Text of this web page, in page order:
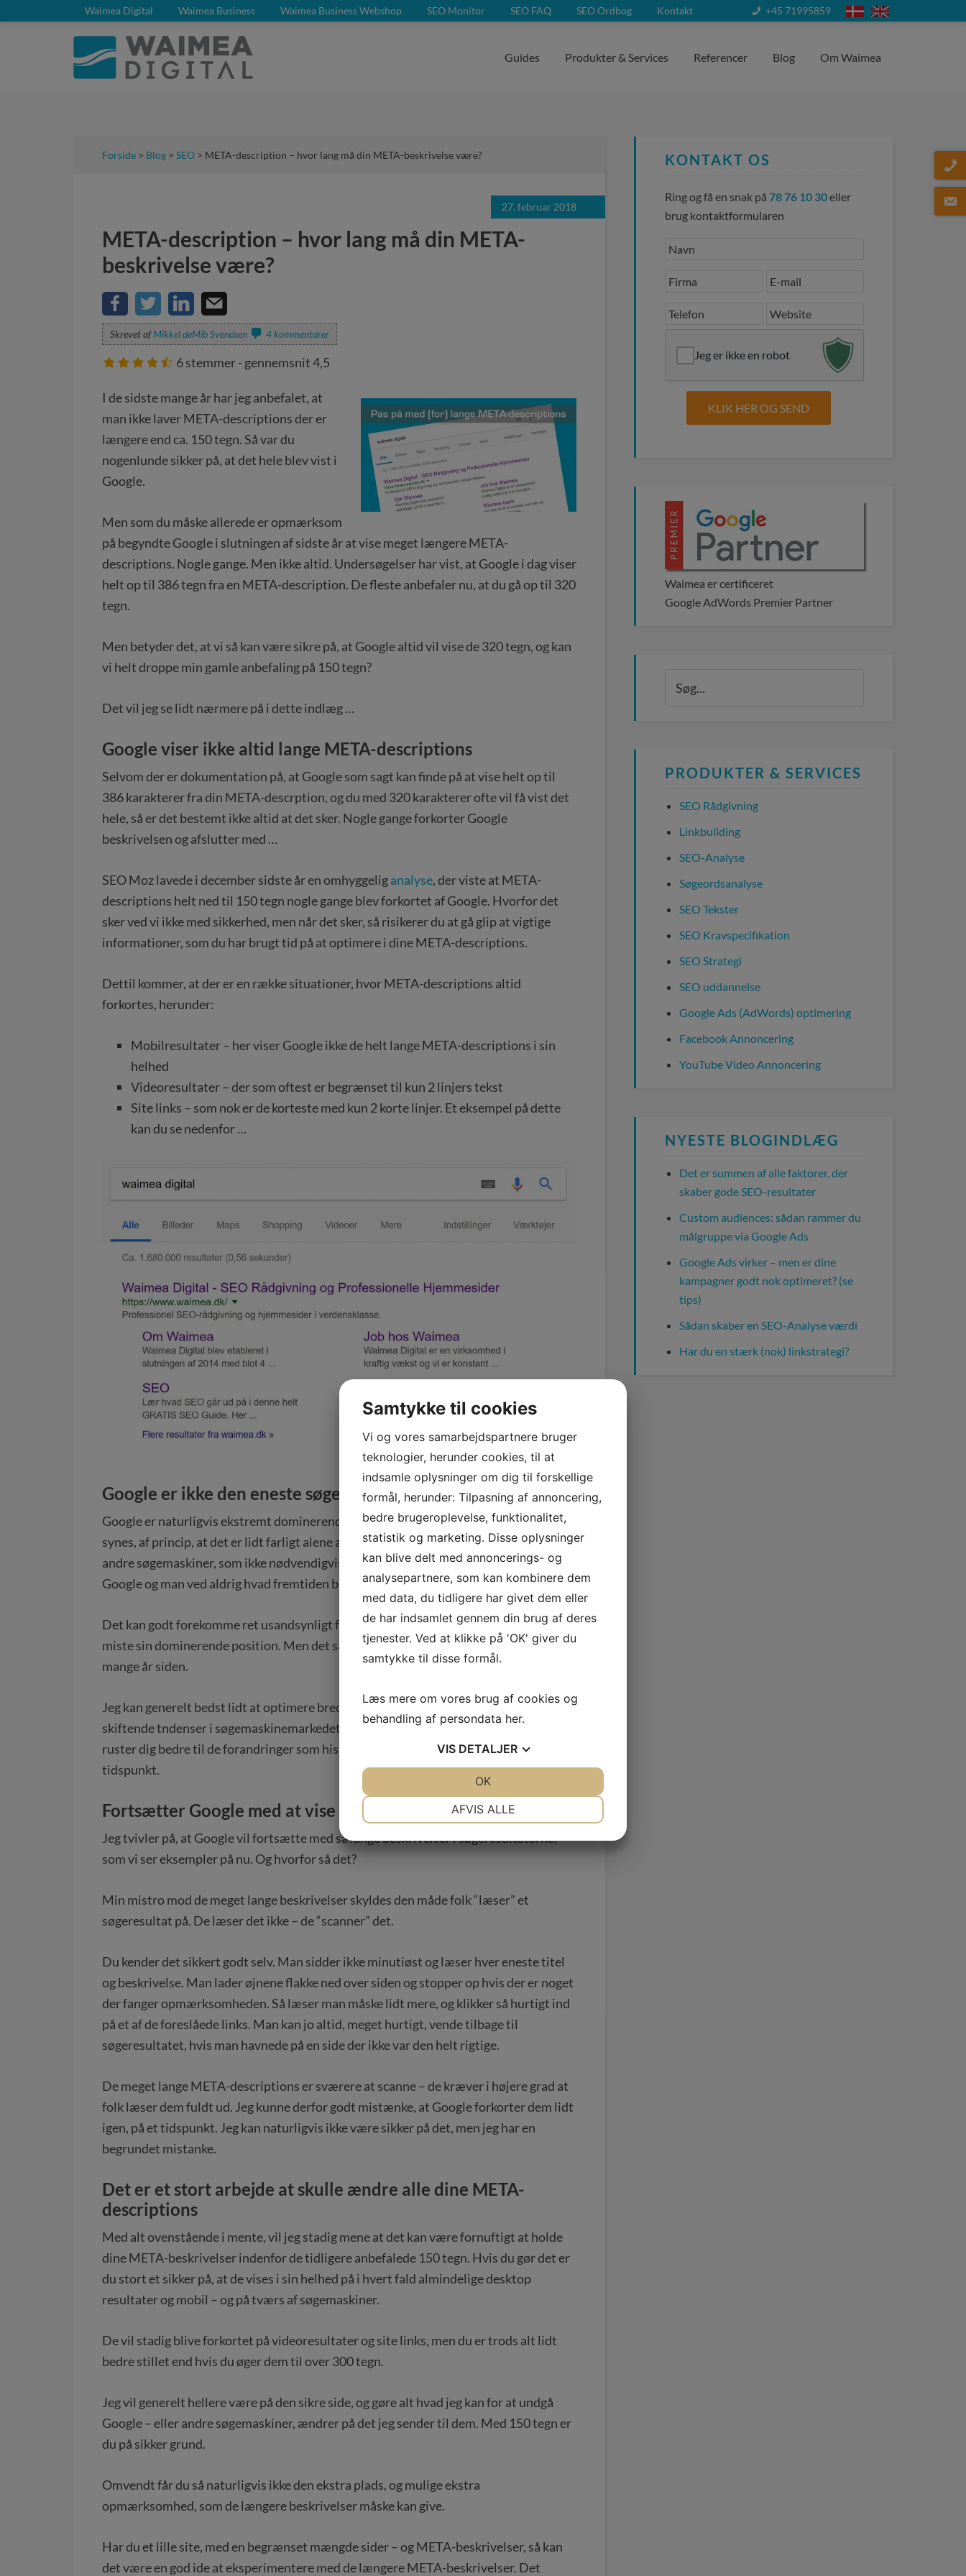
Waimea Digital Waimea Business Waimea Business Webshop SEO Monitor SEO FAQ SEO Ordbog Kontakt +45 71995859
Guides Produkter & Services Referencer Blog Om Waimea
Forside > Blog > SEO > META-description – hvor lang må din META-beskrivelse være?
27. februar 2018
META-description – hvor lang må din META-
beskrivelse være?
Skrevet afMikkel deMib Svendsen 4 kommentarer
6stemmer - gennemsnit4,5
I de sidste mange år har jeg anbefalet, at
man ikke laver META-descriptions der er
længere end ca. 150 tegn. Så var du
nogenlunde sikker på, at det hele blev vist i
Google.
Men som du måske allerede er opmærksom
på begyndte Google i slutningen af sidste år at vise meget længere META-
descriptions. Nogle gange. Men ikke altid. Undersøgelser har vist, at Google i dag viser
helt op til 386 tegn fra en META-description. De fleste anbefaler nu, at du gå op til 320
tegn.
Men betyder det, at vi så kan være sikre på, at Google altid vil vise de 320 tegn, og kan
vi helt droppe min gamle anbefaling på 150 tegn?
Det vil jeg se lidt nærmere på i dette indlæg …
Google viser ikke altid lange META-descriptions
Selvom der er dokumentation på, at Google som sagt kan finde på at vise helt op til
386 karakterer fra din META-descrption, og du med 320 karakterer ofte vil få vist det
hele, så er det bestemt ikke altid at det sker. Nogle gange forkorter Google
beskrivelsen og afslutter med …
SEO Moz lavede i december sidste år en omhyggeliganalyse, der viste at META-
descriptions helt ned til 150 tegn nogle gange blev forkortet af Google. Hvorfor det
sker ved vi ikke med sikkerhed, men når det sker, så risikerer du at gå glip at vigtige
informationer, som du har brugt tid på at optimere i dine META-descriptions.
Dettil kommer, at der er en række situationer, hvor META-descriptions altid
forkortes, herunder:
Mobilresultater – her viser Google ikke de helt lange META-descriptions i sin
helhed
Videoresultater – der som oftest er begrænset til kun 2 linjers tekst
Site links – som nok er de korteste med kun 2 korte linjer. Et eksempel på dette
kan du se nedenfor …
Google er ikke den eneste søgemaskine
Google er naturligvis ekstremt dominerende i dag. I hvert fald i Danmark. Men jeg
synes, af princip, at det er lidt farligt alene at optimere til Google. Der findes også
andre søgemaskiner, som ikke nødvendigvis viser så lange META-descriptions som
Google og man ved aldrig hvad fremtiden bringer.
Det kan godt forekomme ret usandsynligt for mange, at Google nogensinde skulle
miste sin dominerende position. Men det sagde folk også om AltaVista, for snart
mange år siden.
Jeg kan generelt bedst lidt at optimere bredt og solidt, så jeg ikke er så afhængig af
skiftende tndenser i søgemaskinemarkedet. Det giver mere stabile resultater, og
ruster dig bedre til de forandringer som historien har vist os altid kommer på et
tidspunkt.
Fortsætter Google med at vise de lange META-descriptions?
Jeg tvivler på, at Google vil fortsætte med så lange beskrivelser i søgeresultaterne,
som vi ser eksempler på nu. Og hvorfor så det?
Min mistro mod de meget lange beskrivelser skyldes den måde folk “læser” et
søgeresultat på. De læser det ikke – de “scanner” det.
Du kender det sikkert godt selv. Man sidder ikke minutiøst og læser hver eneste titel
og beskrivelse. Man lader øjnene flakke ned over siden og stopper op hvis der er noget
der fanger opmærksomheden. Så læser man måske lidt mere, og klikker så hurtigt ind
på et af de foreslåede links. Man kan jo altid, meget hurtigt, vende tilbage til
søgeresultatet, hvis man havnede på en side der ikke var den helt rigtige.
De meget lange META-descriptions er sværere at scanne – de kræver i højere grad at
folk læser dem fuldt ud. Jeg kunne derfor godt mistænke, at Google forkorter dem lidt
igen, på et tidspunkt. Jeg kan naturligvis ikke være sikker på det, men jeg har en
begrundet mistanke.
Det er et stort arbejde at skulle ændre alle dine META-
descriptions
Med alt ovenstående i mente, vil jeg stadig mene at det kan være fornuftigt at holde
dine META-beskrivelser indenfor de tidligere anbefalede 150 tegn. Hvis du gør det er
du stort et sikker på, at de vises i sin helhed på i hvert fald almindelige desktop
resultater og mobil – og på tværs af søgemaskiner.
De vil stadig blive forkortet på videoresultater og site links, men du er trods alt lidt
bedre stillet end hvis du øger dem til over 300 tegn.
Jeg vil generelt hellere være på den sikre side, og gøre alt hvad jeg kan for at undgå
Google – eller andre søgemaskiner, ændrer på det jeg sender til dem. Med 150 tegn er
du på sikker grund.
Omvendt får du så naturligvis ikke den ekstra plads, og mulige ekstra
opmærksomhed, som de længere beskrivelser måske kan give.
Har du et lille site, med en begrænset mængde sider – og META-beskrivelser, så kan
det være en god ide at eksperimentere med de længere META-beskrivelser. Det
KONTAKT OS
Ring og få en snak på 78 76 10 30eller
brug kontaktformularen
Jeg er ikke en robot
Waimea er certificeret
Google AdWords Premier Partner
PRODUKTER & SERVICES
SEO Rådgivning
Linkbuilding
SEO-Analyse
Søgeordsanalyse
SEO Tekster
SEO Kravspecifikation
SEO Strategi
SEO uddannelse
Google Ads (AdWords) optimering
Facebook Annoncering
YouTube Video Annoncering
NYESTE BLOGINDLÆG
Det er summen af alle faktorer, der
skaber gode SEO-resultater
Custom audiences: sådan rammer du
målgruppe via Google Ads
Google Ads virker – men er dine
kampagner godt nok optimeret? (se
tips)
Sådan skaber en SEO-Analyse værdi
Har du en stærk (nok) linkstrategi?
Samtykke til cookies
Vi og vores samarbejdspartnere bruger
teknologier, herunder cookies, til at
indsamle oplysninger om dig til forskellige
formål, herunder: Tilpasning af annoncering,
bedre brugeroplevelse, funktionalitet,
statistik og marketing. Disse oplysninger
kan blive delt med annoncerings- og
analysepartnere, som kan kombinere dem
med data, du tidligere har givet dem eller
de har indsamlet gennem din brug af deres
tjenester. Ved at klikke på 'OK' giver du
samtykke til disse formål.
Læs mere om vores brug af cookies og
behandling af persondata her.
VIS DETALJER
AFVIS ALLE
OK